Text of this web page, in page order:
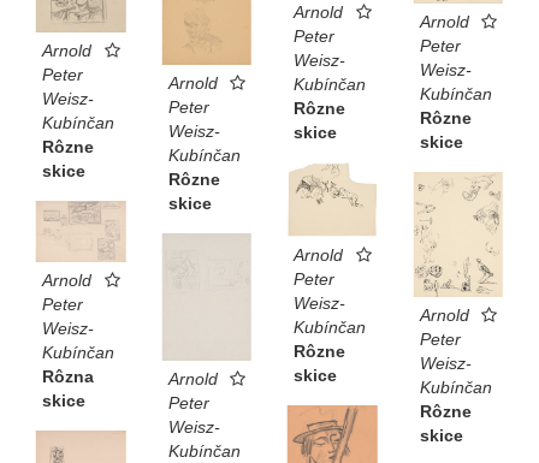
Arnold
Peter
Weisz-
Kubínčan
Rôzne
skice
Arnold
Peter
Weisz-
Kubínčan
Rôzne
skice
Arnold
Peter
Weisz-
Kubínčan
Rôzne
skice
Arnold
Peter
Weisz-
Kubínčan
Rôzne
skice
Arnold
Peter
Weisz-
Kubínčan
Rôzne
skice
Arnold
Peter
Weisz-
Kubínčan
Rôzne
skice
Arnold
Peter
Weisz-
Kubínčan
Rôzna
skice
Arnold
Peter
Weisz-
Kubínčan